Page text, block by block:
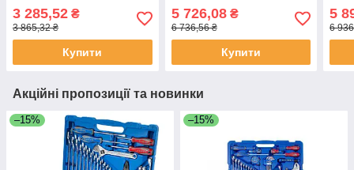
(Тайвань)
3 285,52 ₴
3 865,32 ₴
Купити
5 726,08₴
6 736,56 ₴
Купити
5
6
Акційні пропозиції та новинки
–15% –15%